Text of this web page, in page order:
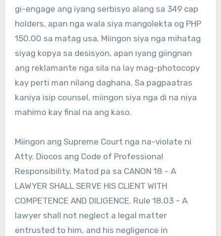
gi-engage ang iyang serbisyo alang sa 349 cap
holders, apan nga wala siya mangolekta og PHP
150.00 sa matag usa. Miingon siya nga mihatag
siyag kopya sa desisyon, apan iyang giingnan
ang reklamante nga sila na lay mag-photocopy
kay perti man nilang daghana. Sa pagpaatras
kaniya isip counsel, miingon siya nga di na niya
mahimo kay final na ang kaso.
Miingon ang Supreme Court nga na-violate ni
Atty. Diocos ang Code of Professional
Responsibility. Matod pa sa CANON 18 – A
LAWYER SHALL SERVE HIS CLIENT WITH
COMPETENCE AND DILIGENCE. Rule 18.03 – A
lawyer shall not neglect a legal matter
entrusted to him, and his negligence in